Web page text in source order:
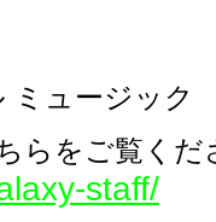
ミュージック
らをご覧くだ
staff/